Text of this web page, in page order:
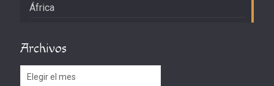
África
Archivos
Archivos